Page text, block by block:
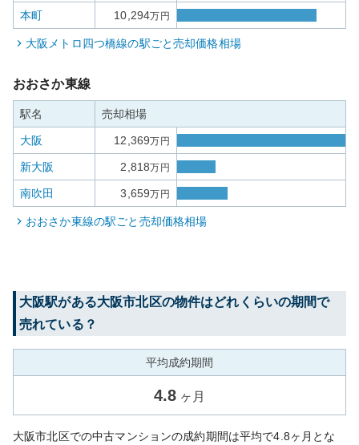
本町 10,294万円
大阪メトロ四つ橋線の駅ごと売却価格相場
おおさか東線
駅名 売却相場
大阪 12,369万円
新大阪 2,818万円
南吹田 3,659万円
おおさか東線の駅ごと売却価格相場
大阪駅がある大阪市北区の物件はどれくらいの期間で
売れている？
平均成約期間
4.8 ヶ月
大阪市北区での中古マンションの成約期間は平均で4.8ヶ月とな